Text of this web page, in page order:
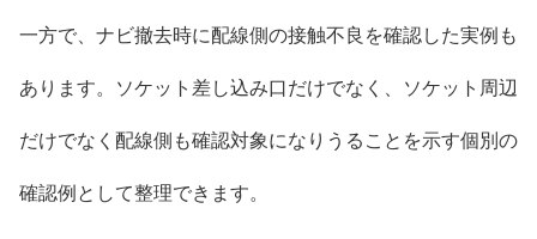
一方で、ナビ撤去時に配線側の接触不良を確認した実例も
あります。ソケット差し込み口だけでなく、ソケット周辺
だけでなく配線側も確認対象になりうることを示す個別の
確認例として整理できます。